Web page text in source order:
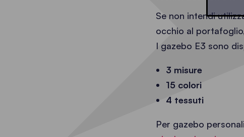
Se non intendi
occhio al
I gazebo E3 sono
3 misure
15 colori
4 tessuti
Per gazebo